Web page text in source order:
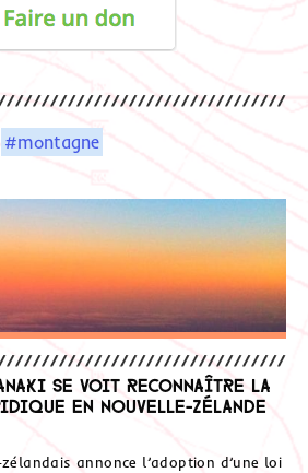
#montagne
se voit reconnaître la
en Nouvelle-Zélande
annonce l’adoption d’une loi